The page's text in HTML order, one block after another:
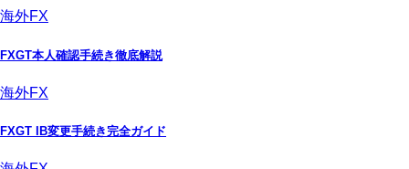
海外FX
FXGT本人確認手続き徹底解説
海外FX
FXGT IB変更手続き完全ガイド